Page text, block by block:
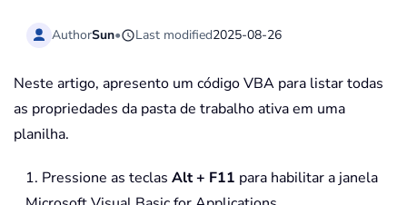
AuthorSun• Last modified2025-08-26
Neste artigo, apresento um código VBA para listar todas
as propriedades da pasta de trabalho ativa em uma
planilha.
1. Pressione as teclas Alt + F11 para habilitar a janela